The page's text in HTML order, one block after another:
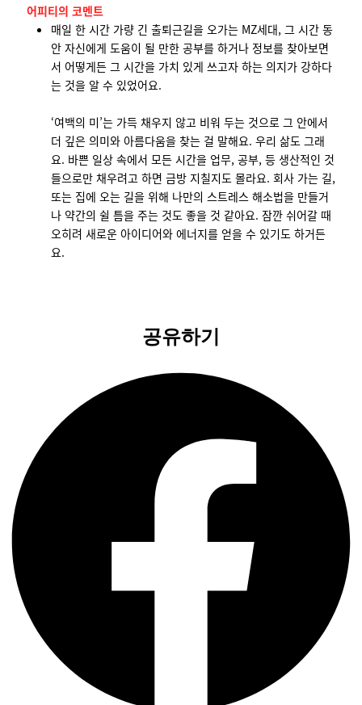
어피티의 코멘트
매일 한 시간 가량 긴 출퇴근길을 오가는 MZ세대, 그 시간 동
안 자신에게 도움이 될 만한 공부를 하거나 정보를 찾아보면
서 어떻게든 그 시간을 가치 있게 쓰고자 하는 의지가 강하다
는 것을 알 수 있었어요.
‘여백의 미’는 가득 채우지 않고 비워 두는 것으로 그 안에서
더 깊은 의미와 아름다움을 찾는 걸 말해요. 우리 삶도 그래
요. 바쁜 일상 속에서 모든 시간을 업무, 공부, 등 생산적인 것
들으로만 채우려고 하면 금방 지칠지도 몰라요. 회사 가는 길,
또는 집에 오는 길을 위해 나만의 스트레스 해소법을 만들거
나 약간의 쉴 틈을 주는 것도 좋을 것 같아요. 잠깐 쉬어갈 때
오히려 새로운 아이디어와 에너지를 얻을 수 있기도 하거든
요.
공유하기